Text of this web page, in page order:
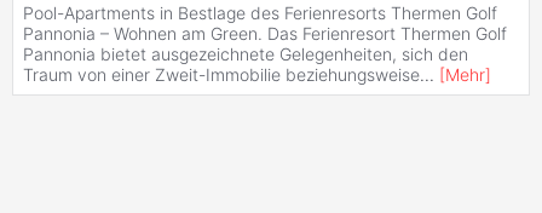
Pool-Apartments in Bestlage des Ferienresorts Thermen Golf
Pannonia – Wohnen am Green. Das Ferienresort Thermen Golf
Pannonia bietet ausgezeichnete Gelegenheiten, sich den
Traum von einer Zweit-Immobilie beziehungsweise... [Mehr]